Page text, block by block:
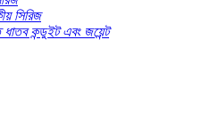
সিরিজ
কন্ডুইট এবং জয়েন্ট